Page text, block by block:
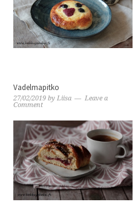
Vadelmapitko
27/02/2019 byLiisa
Leave a
Comment